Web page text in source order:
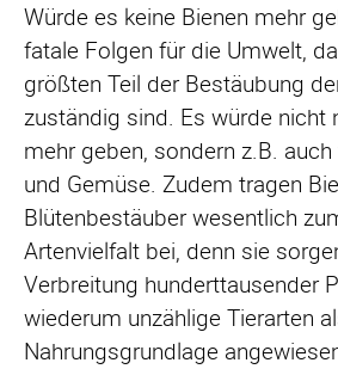
Würde es keine Bienen mehr
fatale Folgen für die Umwelt,
größten Teil der Bestäubung
zuständig sind. Es würde nicht
mehr geben, sondern z.B.
und Gemüse. Zudem tragen
Blütenbestäuber wesentlich
Artenvielfalt bei, denn sie
Verbreitung hunderttausender
wiederum unzählige Tierarten
Nahrungsgrundlage